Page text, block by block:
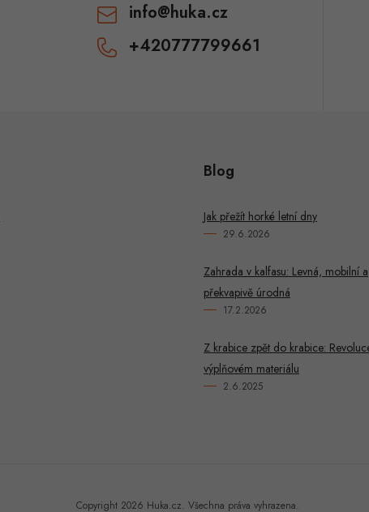
info@huka.cz
+420777799661
Blog
Jak přežít horké letní dny
29.6.2026
Zahrada v kalfasu: Levná, mobilní a
překvapivě úrodná
17.2.2026
Z krabice zpět do krabice:
výplňovém materiálu
2.6.2025
Copyright 2026 Huka.cz. Všechna práva vyhrazena.